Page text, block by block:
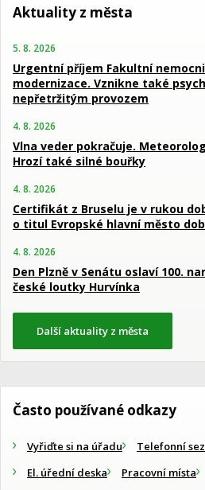
Aktuality z města
5. 8. 2026
Urgentní příjem Fakultní
modernizace. Vznikne také
nepřetržitým provozem
4. 8. 2026
Vlna veder pokračuje.
Hrozí také silné bouřky
4. 8. 2026
Certifikát z Bruselu je v rukou
o titul Evropské hlavní město
4. 8. 2026
Den Plzně v Senátu oslaví 100.
české loutky Hurvínka
Další aktuality z města
Často používané odkazy
Vyřiďte si na úřadu
Telefonní
El. úřední deska
Pracovní místa